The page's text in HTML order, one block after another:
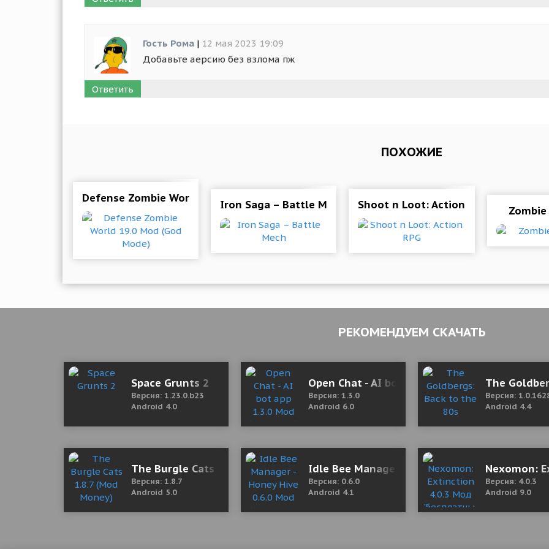
Гость Рома | 12 мая 2023 19:09
Добавьте аерсию без взлома пж
Ответить
ПОХОЖИЕ
Defense Zombie World 19.0 Mod (God Mode)
Iron Saga – Battle Mech Shoot n Loot: Action RPG
РЕКОМЕНДУЕМ СКАЧАТЬ
Space Grunts 2
Версия: 1.23.0.b23
Android 4.0
Open Chat - AI bot app 1.3.0 Mod (Unlocked)
Версия: 1.3.0
Android 6.0
The
Версия:
Android 4.4
The Burgle Cats 1.8.7 (Mod Money)
Версия: 1.8.7
Android 5.0
Idle Bee Manager - Honey Hive 0.6.0 Mod
Версия: 0.6.0
Android 4.1
Nexomon:
Версия: 4.0.3
Android 9.0